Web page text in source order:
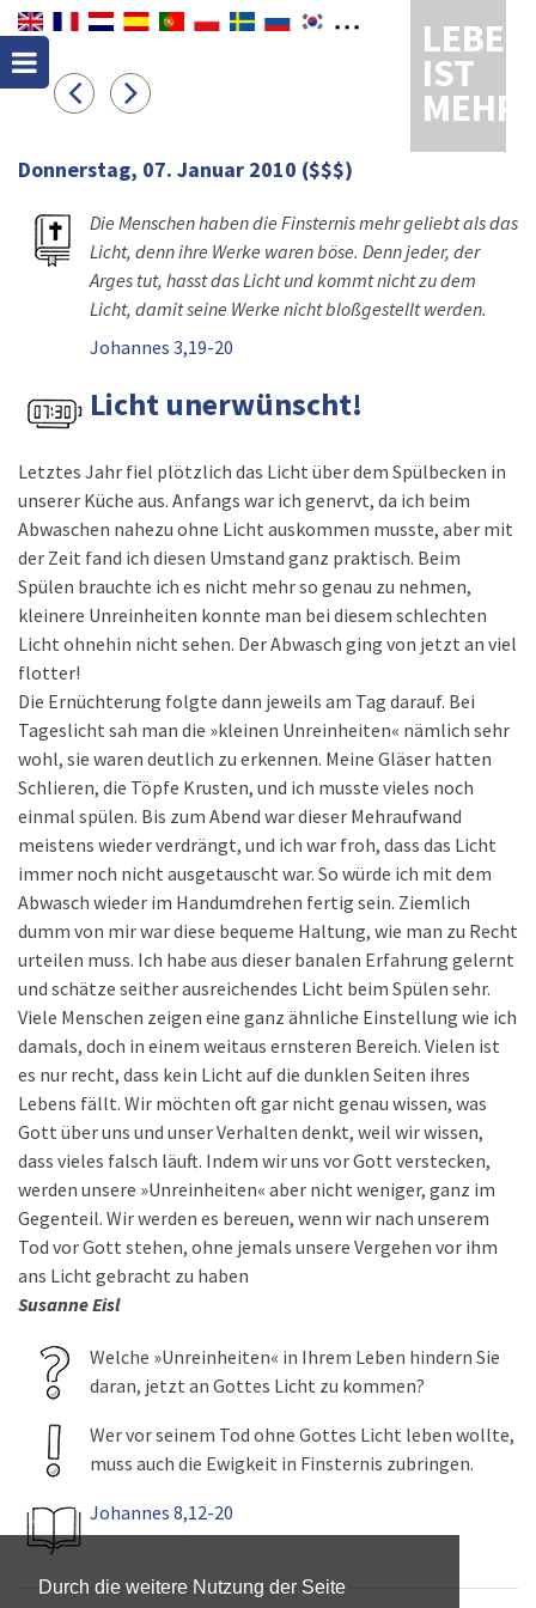
Durch die weitere Nutzung der Seite
LEBEN
IST
MEHR
Donnerstag, 07. Januar 2010 ($$$)
Die Menschen haben die Finsternis mehr geliebt als das
Licht, denn ihre Werke waren böse. Denn jeder, der
Arges tut, hasst das Licht und kommt nicht zu dem
Licht, damit seine Werke nicht bloßgestellt werden.
Johannes 3,19-20
Licht unerwünscht!
Letztes Jahr fiel plötzlich das Licht über dem Spülbecken in
unserer Küche aus. Anfangs war ich genervt, da ich beim
Abwaschen nahezu ohne Licht auskommen musste, aber mit
der Zeit fand ich diesen Umstand ganz praktisch. Beim
Spülen brauchte ich es nicht mehr so genau zu nehmen,
kleinere Unreinheiten konnte man bei diesem schlechten
Licht ohnehin nicht sehen. Der Abwasch ging von jetzt an viel
flotter!
Die Ernüchterung folgte dann jeweils am Tag darauf. Bei
Tageslicht sah man die »kleinen Unreinheiten« nämlich sehr
wohl, sie waren deutlich zu erkennen. Meine Gläser hatten
Schlieren, die Töpfe Krusten, und ich musste vieles noch
einmal spülen. Bis zum Abend war dieser Mehraufwand
meistens wieder verdrängt, und ich war froh, dass das Licht
immer noch nicht ausgetauscht war. So würde ich mit dem
Abwasch wieder im Handumdrehen fertig sein. Ziemlich
dumm von mir war diese bequeme Haltung, wie man zu Recht
urteilen muss. Ich habe aus dieser banalen Erfahrung gelernt
und schätze seither ausreichendes Licht beim Spülen sehr.
Viele Menschen zeigen eine ganz ähnliche Einstellung wie ich
damals, doch in einem weitaus ernsteren Bereich. Vielen ist
es nur recht, dass kein Licht auf die dunklen Seiten ihres
Lebens fällt. Wir möchten oft gar nicht genau wissen, was
Gott über uns und unser Verhalten denkt, weil wir wissen,
dass vieles falsch läuft. Indem wir uns vor Gott verstecken,
werden unsere »Unreinheiten« aber nicht weniger, ganz im
Gegenteil. Wir werden es bereuen, wenn wir nach unserem
Tod vor Gott stehen, ohne jemals unsere Vergehen vor ihm
ans Licht gebracht zu haben
Susanne Eisl
Welche »Unreinheiten« in Ihrem Leben hindern Sie
daran, jetzt an Gottes Licht zu kommen?
Wer vor seinem Tod ohne Gottes Licht leben wollte,
muss auch die Ewigkeit in Finsternis zubringen.
Johannes 8,12-20